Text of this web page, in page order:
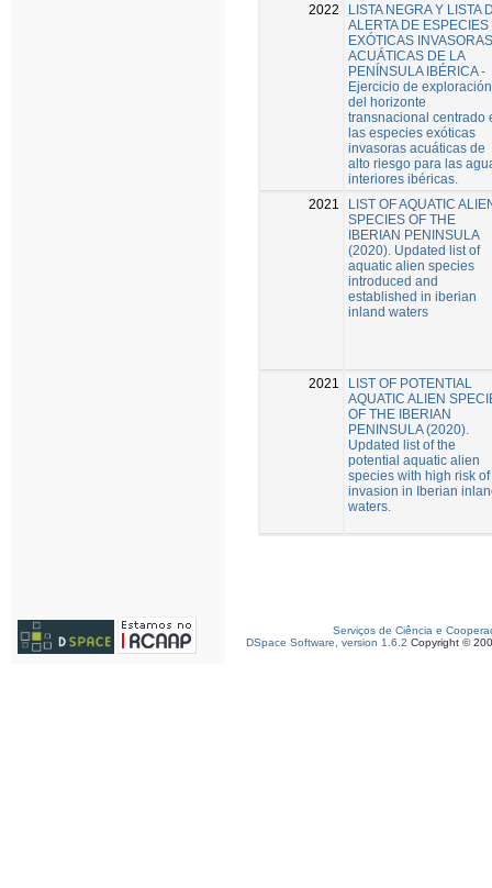
2022
LISTA NEGRA Y LISTA
ALERTA DE ESPECIES
EXÓTICAS INVASORAS
ACUÁTICAS DE LA
PENÍNSULA IBÉRICA -
Ejercicio de exploración
del horizonte
transnacional centrado
las especies exóticas
invasoras acuáticas de
alto riesgo para las
interiores ibéricas.
2021
LIST OF AQUATIC
SPECIES OF THE
IBERIAN PENINSULA
(2020). Updated list of
aquatic alien species
introduced and
established in iberian
inland waters
2021
LIST OF POTENTIAL
AQUATIC ALIEN
OF THE IBERIAN
PENINSULA (2020).
Updated list of the
potential aquatic alien
species with high risk of
invasion in Iberian
waters.
Serviços de Ciência e
DSpace Software, version 1.6.2 Copyright ©